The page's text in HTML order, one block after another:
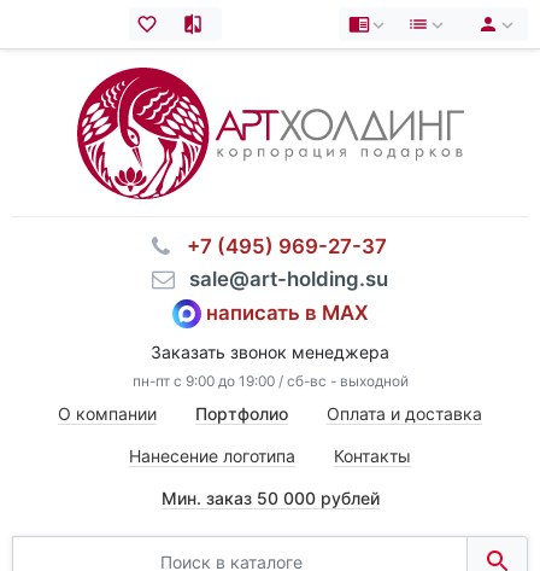
⠀+7 (495) 969-27-37
⠀sale@art-holding.su
написать в MAX
Заказать звонок менеджера
пн-пт с 9:00 до 19:00 / сб-вс - выходной
О компании Портфолио Оплата и доставка
Нанесение логотипа Контакты
Мин. заказ 50 000 рублей